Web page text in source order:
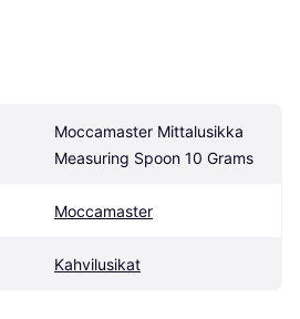
Moccamaster Mittalusikka
Measuring Spoon 10 Grams
Moccamaster
Kahvilusikat